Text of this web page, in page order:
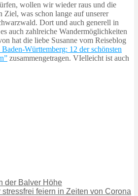
wollen wir wieder raus und die
Ziel, was schon lange auf unserer
Dort und auch generell in
auch zahlreiche Wandermöglichkeiten
hat die liebe Susanne vom Reiseblog
Württemberg: 12 der schönsten
zusammengetragen. VIelleicht ist auch
der Balver Höhe
stressfrei feiern in Zeiten von Corona